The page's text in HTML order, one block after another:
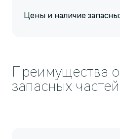
Цены и наличие
Преимущества
запасных частей